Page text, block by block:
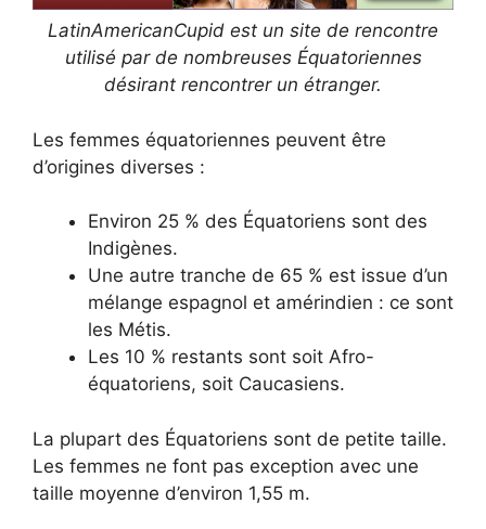
LatinAmericanCupid est un site de rencontre
utilisé par de nombreuses Équatoriennes
désirant rencontrer un étranger.
Les femmes équatoriennes peuvent être
d’origines diverses :
Environ 25 % des Équatoriens sont des
Indigènes.
Une autre tranche de 65 % est issue d’un
mélange espagnol et amérindien : ce sont
les Métis.
Les 10 % restants sont soit Afro-
équatoriens, soit Caucasiens.
La plupart des Équatoriens sont de petite taille.
Les femmes ne font pas exception avec une
taille moyenne d’environ 1,55 m.